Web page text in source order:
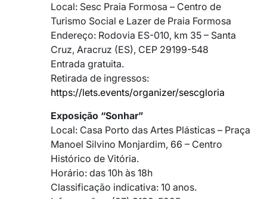
Local: Sesc Praia Formosa – Centro de
Turismo Social e Lazer de Praia Formosa
Endereço: Rodovia ES-010, km 35 – Santa
Cruz, Aracruz (ES), CEP 29199-548
Entrada gratuita.
Retirada de ingressos:
https://lets.events/organizer/sescgloria
Exposição “Sonhar”
Local: Casa Porto das Artes Plásticas – Praça
Manoel Silvino Monjardim, 66 – Centro
Histórico de Vitória.
Horário: das 10h às 18h
Classificação indicativa: 10 anos.